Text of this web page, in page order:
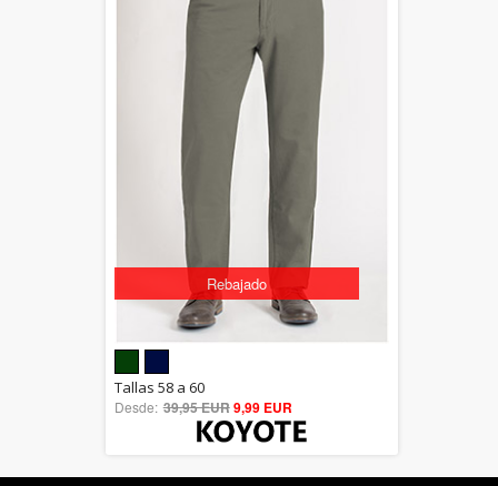
Rebajado
out of 5
Tallas 58 a 60
Desde: 39,95 EUR9,99 EUR